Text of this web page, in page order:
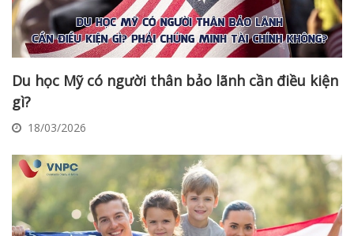
Du học Mỹ có người thân bảo lãnh cần điều kiện
gì?
18/03/2026